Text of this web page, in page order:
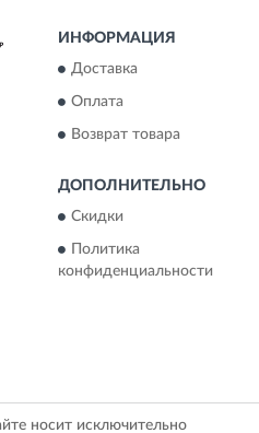
ИНФОРМАЦИЯ
Доставка
Оплата
Возврат товара
ДОПОЛНИТЕЛЬНО
Скидки
Политика
конфиденциальности
носит исключительно